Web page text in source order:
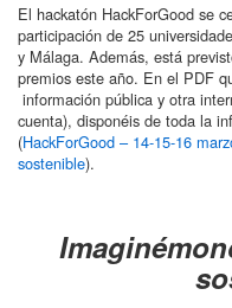
El hackatón HackForGood se
participación de 25
y Málaga. Además, está
premios este año. En el PDF
información pública y otra
cuenta), disponéis de toda la
(HackForGood – 14-15-16
sostenible).